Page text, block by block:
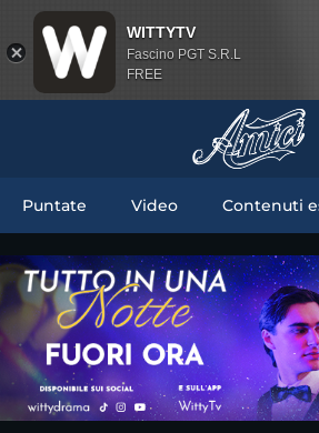
Puntate Video Contenuti
WITTYTV
Fascino PGT S.R.L
FREE